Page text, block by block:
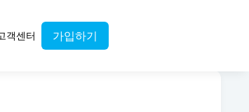
객센터 가입하기